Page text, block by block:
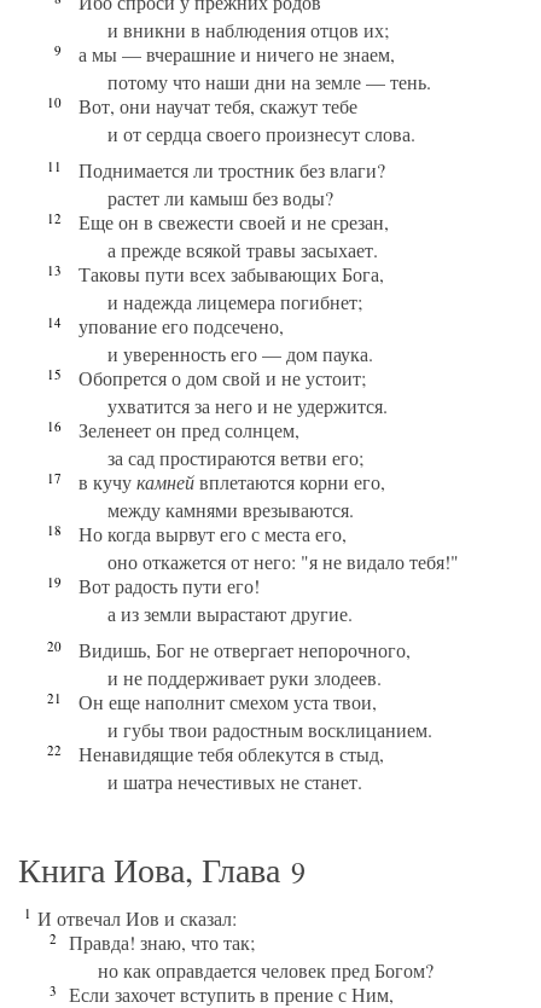
и вникни в наблюдения отцов их;
9
а мы — вчерашние и ничего не знаем,
потому что наши дни на земле — тень.
10
Вот, они научат тебя, скажут тебе
и от сердца своего произнесут слова.
11
Поднимается ли тростник без влаги?
растет ли камыш без воды?
12
Еще он в свежести своей и не срезан,
а прежде всякой травы засыхает.
13
Таковы пути всех забывающих Бога,
и надежда лицемера погибнет;
14
упование его подсечено,
и уверенность его — дом паука.
15
Обопрется о дом свой и не устоит;
ухватится за него и не удержится.
16
Зеленеет он пред солнцем,
за сад простираются ветви его;
17 в кучукамнейвплетаются корни его,
между камнями врезываются.
18
Но когда вырвут его с места его,
оно откажется от него: "я не видало тебя!"
19
Вот радость пути его!
а из земли вырастают другие.
20
Видишь, Бог не отвергает непорочного,
и не поддерживает руки злодеев.
21
Он еще наполнит смехом уста твои,
и губы твои радостным восклицанием.
22
Ненавидящие тебя облекутся в стыд,
и шатра нечестивых не станет.
Книга Иова, Глава 9
1 И отвечал Иов и сказал:
2
Правда! знаю, что так;
но как оправдается человек пред Богом?
3
Если захочет вступить в прение с Ним,